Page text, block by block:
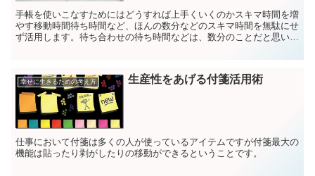
手帳を使いこなすためにはどうすれば上手くいくのかスキマ時間を増
やす移動時間待ち時間など、ほんの数分などのスキマ時間を無駄にせ
ず活用します。待ち合わせの待ち時間などは、数分のことだと思いま
幸せに生きるための考え方 生産性をあげる付箋活用術
仕事において付箋は多くの人が使っているアイテムですが付箋最大の
機能は貼ったり剥がしたりの移動ができるということです。